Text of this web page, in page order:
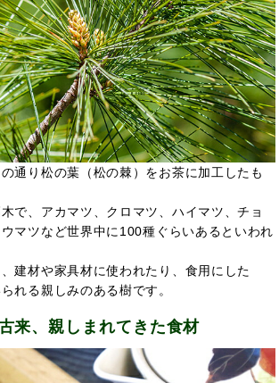
通り松の葉（松の棘）をお茶に加工したも
で、アカマツ、クロマツ、ハイマツ、チョ
マツなど世界中に100種ぐらいあるといわれ
建材や家具材に使われたり、食用にした
れる親しみのある樹です。
来、親しまれてきた食材